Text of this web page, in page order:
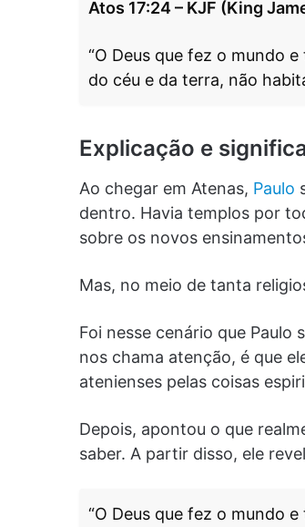
Atos 17:24 – KJF (King
“O Deus que fez o mundo e
do céu e da terra, não
Explicação e
Ao chegar em Atenas, Paulo
dentro. Havia templos por
sobre os novos
Mas, no meio de tanta
Foi nesse cenário que
nos chama atenção, é que
atenienses pelas coisas
Depois, apontou o que
saber. A partir disso, ele
“O Deus que fez o mundo